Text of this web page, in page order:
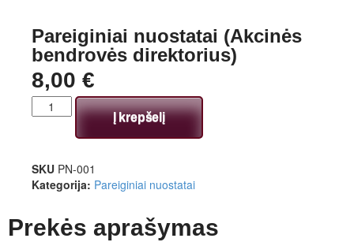
Pareiginiai nuostatai (Akcinės
bendrovės direktorius)
8,00 €
Į krepšelį
SKU PN-001
Kategorija: Pareiginiai nuostatai
Prekės aprašymas